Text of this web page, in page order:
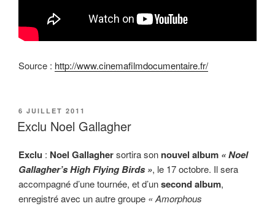
Source : http://www.cinemafilmdocumentaire.fr/
PUBLIÉ
LE
6 JUILLET 2011
Exclu Noel Gallagher
Exclu : Noel Gallaghersortira son nouvel album « Noel
Gallagher’s High Flying Birds », le 17 octobre. Il sera
accompagné d’une tournée, et d’unsecond album,
enregistré avec un autre groupe « Amorphous